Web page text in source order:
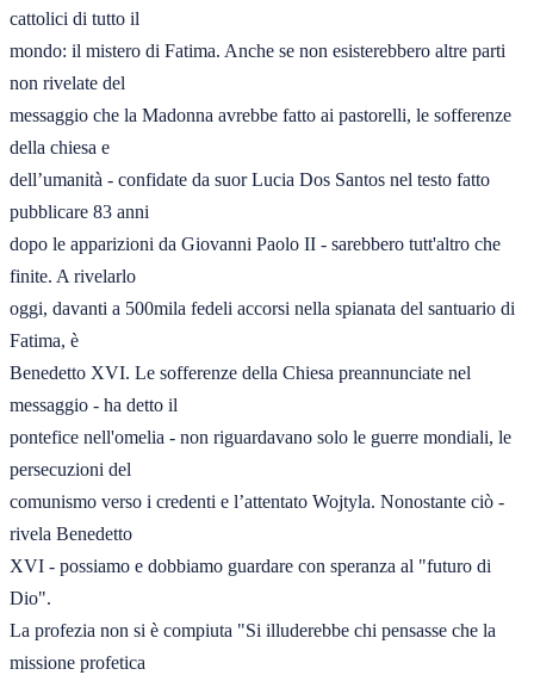
cattolici di tutto il
mondo: il mistero di Fatima. Anche se non esisterebbero altre parti
non rivelate del
messaggio che la Madonna avrebbe fatto ai pastorelli, le sofferenze
della chiesa e
dell’umanità - confidate da suor Lucia Dos Santos nel testo fatto
pubblicare 83 anni
dopo le apparizioni da Giovanni Paolo II - sarebbero tutt'altro che
finite. A rivelarlo
oggi, davanti a 500mila fedeli accorsi nella spianata del santuario di
Fatima, è
Benedetto XVI. Le sofferenze della Chiesa preannunciate nel
messaggio - ha detto il
pontefice nell'omelia - non riguardavano solo le guerre mondiali, le
persecuzioni del
comunismo verso i credenti e l’attentato Wojtyla. Nonostante ciò -
rivela Benedetto
XVI - possiamo e dobbiamo guardare con speranza al "futuro di
Dio".
La profezia non si è compiuta "Si illuderebbe chi pensasse che la
missione profetica